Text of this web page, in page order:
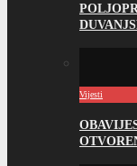
Vijesti